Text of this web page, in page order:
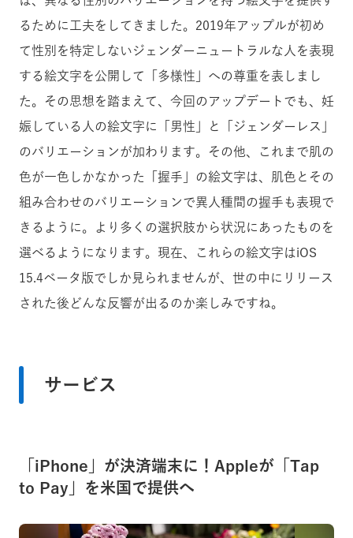
るために工夫をしてきました。2019年アップルが初め
て性別を特定しないジェンダーニュートラルな人を表現
する絵文字を公開して「多様性」への尊重を表しまし
た。その思想を踏まえて、今回のアップデートでも、妊
娠している人の絵文字に「男性」と「ジェンダーレス」
のバリエーションが加わります。その他、これまで肌の
色が一色しかなかった「握手」の絵文字は、肌色とその
組み合わせのバリエーションで異人種間の握手も表現で
きるように。より多くの選択肢から状況にあったものを
選べるようになります。現在、これらの絵文字はiOS
15.4ベータ版でしか見られませんが、世の中にリリース
された後どんな反響が出るのか楽しみですね。
サービス
「iPhone」が決済端末に！Appleが「Tap
to Pay」を米国で提供へ